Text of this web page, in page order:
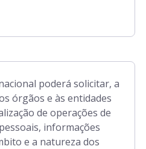
poderá solicitar, a
órgãos e às entidades
de operações de
informações
e a natureza dos